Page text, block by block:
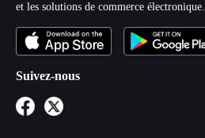
et les solutions de commerce électronique.
Suivez-nous